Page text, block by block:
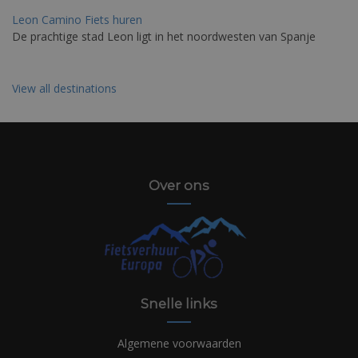
Leon Camino Fiets huren
De prachtige stad Leon ligt in het noordwesten van Spanje
View all destinations
Over ons
Snelle links
Algemene voorwaarden